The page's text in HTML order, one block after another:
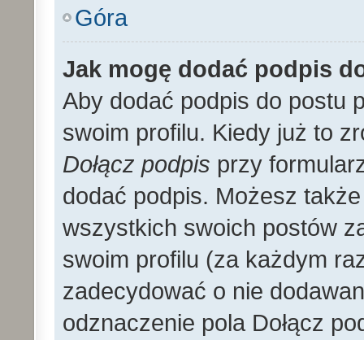
Góra
Jak mogę dodać podpis
Aby dodać podpis do postu
swoim profilu. Kiedy już to
Dołącz podpis przy
dodać podpis. Możesz
wszystkich swoich postów
swoim profilu (za każdym
zadecydować o nie
odznaczenie pola Dołącz